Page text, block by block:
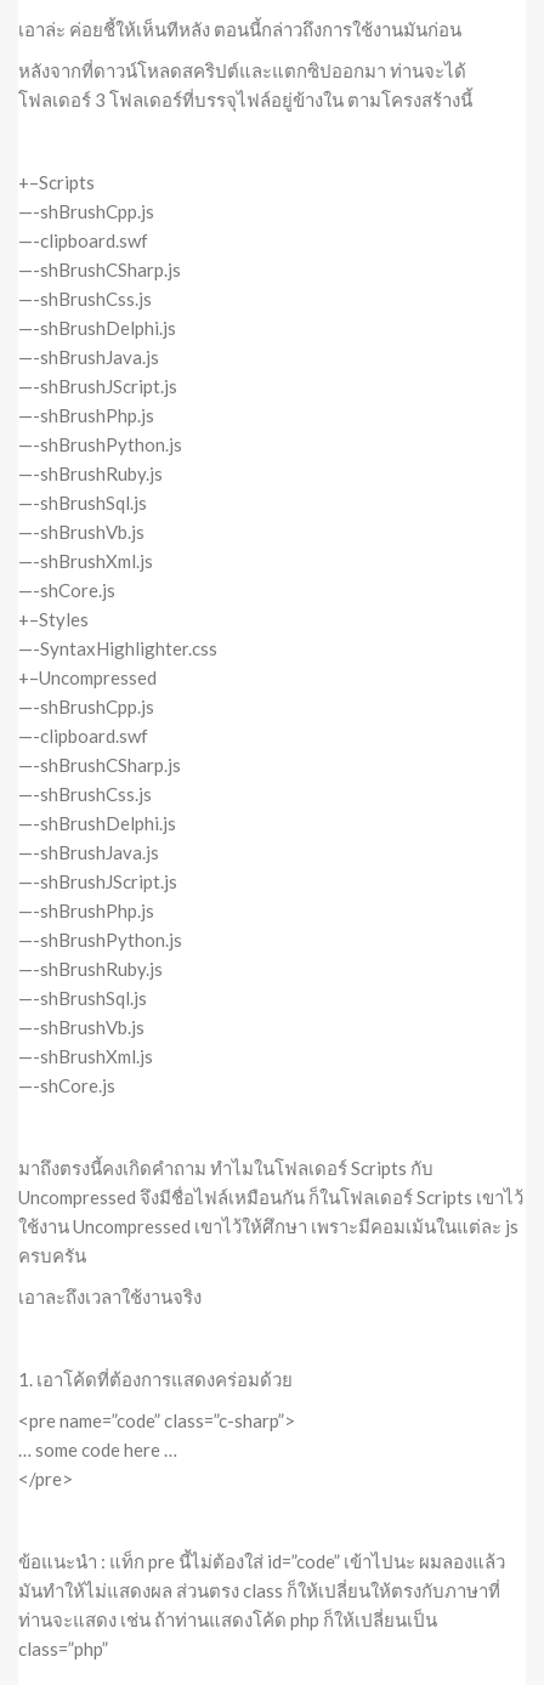
เอาล่ะ ค่อยชี้ให้เห็นทีหลัง ตอนนี้กล่าวถึงการใช้งานมันก่อน
หลังจากที่ดาวน์โหลดสคริปต์และแตกซิปออกมา ท่านจะได้
โฟลเดอร์ 3 โฟลเดอร์ที่บรรจุไฟล์อยู่ข้างใน ตามโครงสร้างนี้
+–Scripts
—-shBrushCpp.js
—-clipboard.swf
—-shBrushCSharp.js
—-shBrushCss.js
—-shBrushDelphi.js
—-shBrushJava.js
—-shBrushJScript.js
—-shBrushPhp.js
—-shBrushPython.js
—-shBrushRuby.js
—-shBrushSql.js
—-shBrushVb.js
—-shBrushXml.js
—-shCore.js
+–Styles
—-SyntaxHighlighter.css
+–Uncompressed
—-shBrushCpp.js
—-clipboard.swf
—-shBrushCSharp.js
—-shBrushCss.js
—-shBrushDelphi.js
—-shBrushJava.js
—-shBrushJScript.js
—-shBrushPhp.js
—-shBrushPython.js
—-shBrushRuby.js
—-shBrushSql.js
—-shBrushVb.js
—-shBrushXml.js
—-shCore.js
มาถึงตรงนี้คงเกิดคำถาม ทำไมในโฟลเดอร์ Scripts กับ
Uncompressed จึงมีชื่อไฟล์เหมือนกัน ก็ในโฟลเดอร์ Scripts เขาไว้
ใช้งาน Uncompressed เขาไว้ให้ศึกษา เพราะมีคอมเม้นในแต่ละ js
ครบครัน
เอาละถึงเวลาใช้งานจริง
1. เอาโค้ดที่ต้องการแสดงคร่อมด้วย
<pre name=”code” class=”c-sharp”>
… some code here …
</pre>
ข้อแนะนำ : แท็ก pre นี้ไม่ต้องใส่ id=”code” เข้าไปนะ ผมลองแล้ว
มันทำให้ไม่แสดงผล ส่วนตรง class ก็ให้เปลี่ยนให้ตรงกับภาษาที่
ท่านจะแสดง เช่น ถ้าท่านแสดงโค้ด php ก็ให้เปลี่ยนเป็น
class=”php”